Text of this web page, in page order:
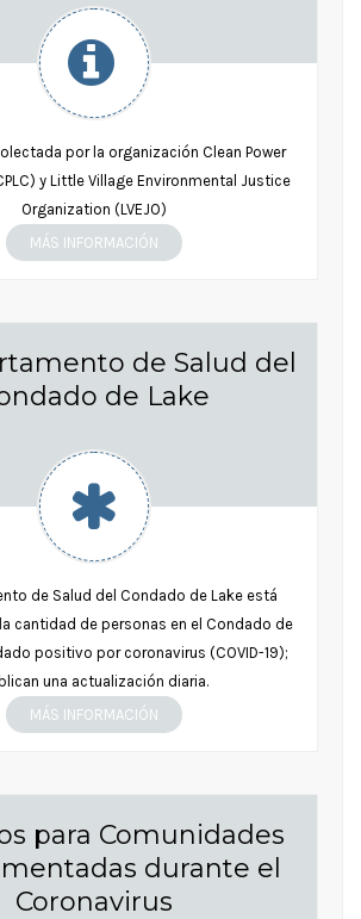
por la organización Clean Power
y Little Village Environmental Justice
Organization (LVEJO)
MÁS INFORMACIÓN
de Salud del
de Lake
de Salud del Condado de Lake está
cantidad de personas en el Condado de
positivo por coronavirus (COVID-19);
una actualización diaria.
MÁS INFORMACIÓN
para Comunidades
durante el
Coronavirus